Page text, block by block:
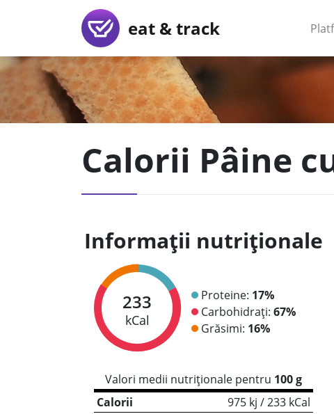
eat & track
Calorii Pâine
Informații nutriționale
233
kCal
Proteine: 17%
Carbohidrați: 67%
Grăsimi: 16%
Valori medii nutriționale pentru 100 g
Calorii
975 kj / 233 kCal